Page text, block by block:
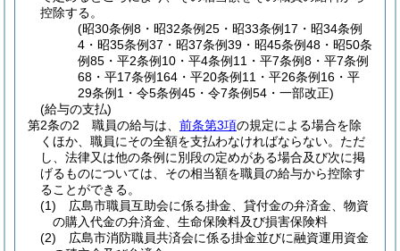
控除する。
(昭30条例8・昭32条例25・昭33条例17・昭34条例
4・昭35条例37・昭37条例39・昭45条例48・昭50条
例85・平2条例10・平4条例11・平7条例8・平7条例
68・平17条例164・平20条例11・平26条例16・平
29条例1・令5条例45・令7条例54・一部改正)
(給与の支払)
第2条の2
職員の給与は、 前条第3項の規定による場合を除
くほか、職員にその全額を支払わなければならない。 ただ
し、法律又は他の条例に別段の定めがある場合及び次に掲
げるものについては、その相当額を職員の給与から控除す
ることができる。
(1)
広島市職員互助会に係る掛金、貸付金の弁済金、物資
の購入代金の弁済金、生命保険料及び損害保険料
(2)
広島市消防職員共済会に係る掛金並びに融資運用資金